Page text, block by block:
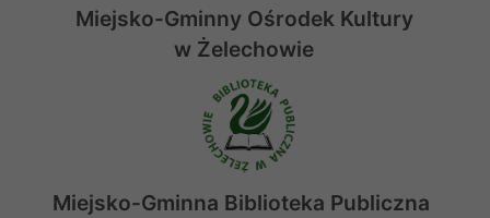
Miejsko-Gminny Ośrodek Kultury
w Żelechowie
Miejsko-Gminna Biblioteka Publiczna